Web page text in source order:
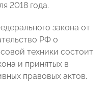
2018 года.
закона от
РФ о
техники состоит
и принятых в
правовых актов.